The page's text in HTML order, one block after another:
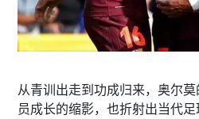
从青训出走到功成归来，奥尔
员成长的缩影，也折射出当代